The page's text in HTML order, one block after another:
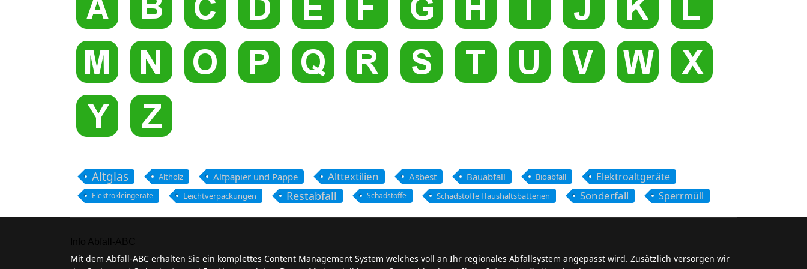
Altglas Altholz Altpapier und Pappe Alttextilien Asbest Bauabfall Bioabfall Elektroaltgeräte
Elektrokleingeräte Leichtverpackungen Restabfall Schadstoffe Schadstoffe Haushaltsbatterien Sonderfall Sperrmüll
Mit dem Abfall-ABC erhalten Sie ein komplettes Content Management System welches voll an Ihr regionales Abfallsystem angepasst wird. Zusätzlich versorgen wir